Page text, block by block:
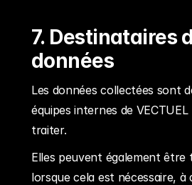
7. Destinataires
données
Les données collectées sont
équipes internes de VECTUEL
traiter.
Elles peuvent également être
lorsque cela est nécessaire, à